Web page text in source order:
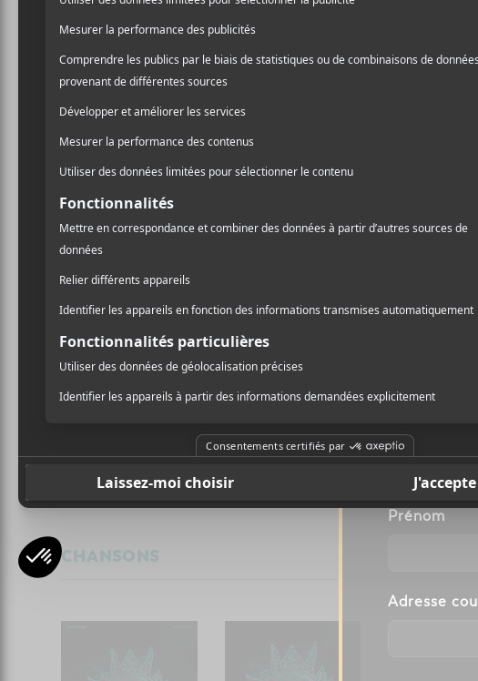
programmation 2023
Francos de Montréal 2019 :
CHANSONS
Abonnez-
l’actualité
Prénom
Adresse